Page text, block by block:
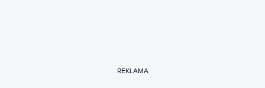
REKLAMA